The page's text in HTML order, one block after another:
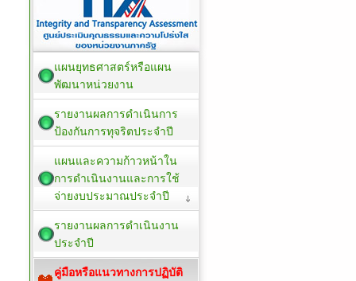
แผนยุทธศาสตร์หรือแผน
พัฒนาหน่วยงาน
รายงานผลการดำเนินการ
ป้องกันการทุจริตประจำปี
แผนและความก้าวหน้าใน
การดำเนินงานและการใช้
จ่ายงบประมาณประจำปี
รายงานผลการดำเนินงาน
ประจำปี
คู่มือหรือแนวทางการปฏิบัติ